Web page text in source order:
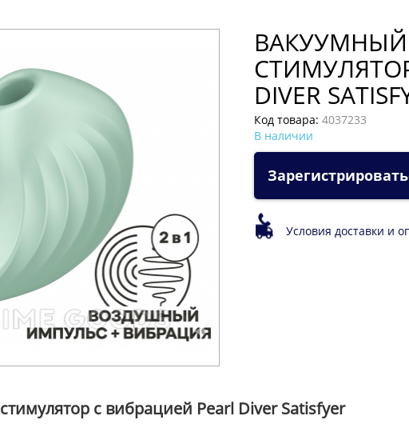
DIVER
Код товара: 4037233
В наличии
Условия доставки и
с вибрацией Pearl Diver Satisfyer